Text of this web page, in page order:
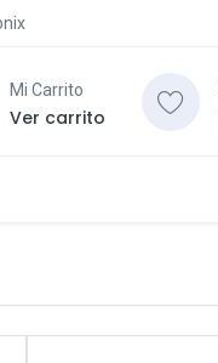
Mi Carrito
Ver carrito